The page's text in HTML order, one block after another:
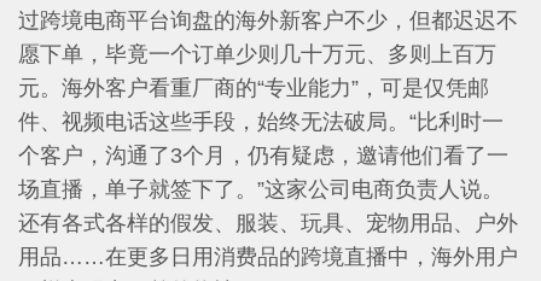
过跨境电商平台询盘的海外新客户不少，但都迟迟不
愿下单，毕竟一个订单少则几十万元、多则上百万
元。海外客户看重厂商的“专业能力”，可是仅凭邮
件、视频电话这些手段，始终无法破局。“比利时一
个客户，沟通了3个月，仍有疑虑，邀请他们看了一
场直播，单子就签下了。”这家公司电商负责人说。
还有各式各样的假发、服装、玩具、宠物用品、户外
用品……在更多日用消费品的跨境直播中，海外用户